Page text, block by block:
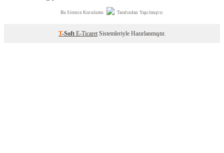
Bu Sitenin Kurulumu Tarafından Yapılmıştır.
T-Soft E-Ticaret Sistemleriyle Hazırlanmıştır.